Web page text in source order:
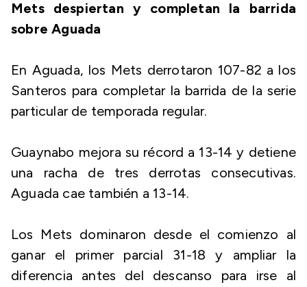
Mets despiertan y completan la barrida
sobre Aguada
En Aguada, los Mets derrotaron 107-82 a los
Santeros para completar la barrida de la serie
particular de temporada regular.
Guaynabo mejora su récord a 13-14 y detiene
una racha de tres derrotas consecutivas.
Aguada cae también a 13-14.
Los Mets dominaron desde el comienzo al
ganar el primer parcial 31-18 y ampliar la
diferencia antes del descanso para irse al